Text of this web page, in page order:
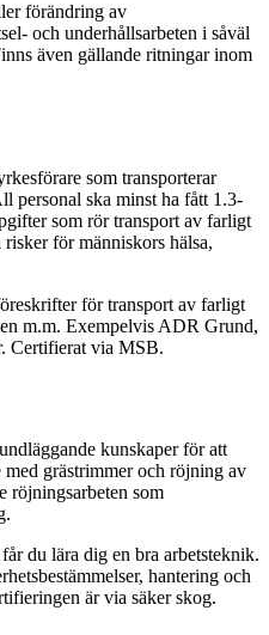
förändring av
och underhållsarbeten i såväl
även gällande ritningar inom
som transporterar
personal ska minst ha fått 1.3-
som rör transport av farligt
för människors hälsa,
för transport av farligt
m.m. Exempelvis ADR Grund,
Certifierat via MSB.
kunskaper för att
grästrimmer och röjning av
röjningsarbeten som
du lära dig en bra arbetsteknik.
hantering och
är via säker skog.